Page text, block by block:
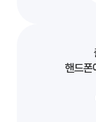
핸드폰